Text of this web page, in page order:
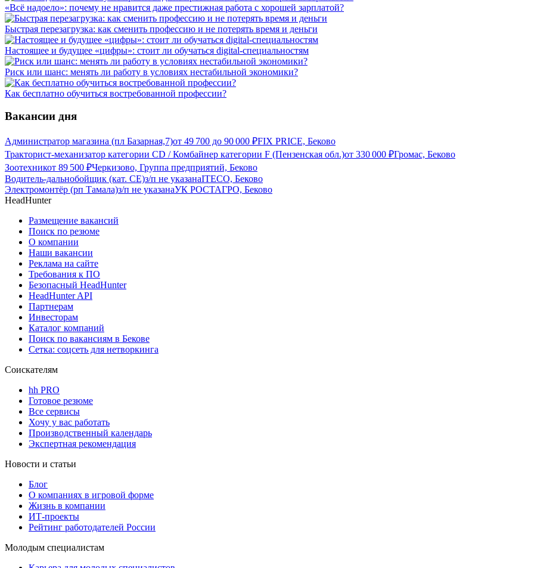
«Всё надоело»: почему не нравится даже престижная работа с хорошей зарплатой?
Быстрая перезагрузка: как сменить профессию и не потерять время и деньги
Настоящее и будущее «цифры»: стоит ли обучаться digital-специальностям
Риск или шанс: менять ли работу в условиях нестабильной экономики?
Как бесплатно обучиться востребованной профессии?
Вакансии дня
Администратор магазина (пл Базарная,7)от 49 700 до 90 000 ₽FIX PRICE, Беково
Тракторист-механизатор категории CD / Комбайнер категории F (Пензенская обл.)от 330 000 ₽Громас, Беково
Зоотехникот 89 500 ₽Черкизово, Группа предприятий, Беково
Водитель-дальнобойщик (кат. CE)з/п не указанаITECO, Беково
Электромонтёр (рп Тамала)з/п не указанаУК РОСТАГРО, Беково
HeadHunter
Размещение вакансий
Поиск по резюме
О компании
Наши вакансии
Реклама на сайте
Требования к ПО
Безопасный HeadHunter
HeadHunter API
Партнерам
Инвесторам
Каталог компаний
Поиск по вакансиям в Бекове
Сетка: соцсеть для нетворкинга
Соискателям
hh PRO
Готовое резюме
Все сервисы
Хочу у вас работать
Производственный календарь
Экспертная рекомендация
Новости и статьи
Блог
О компаниях в игровой форме
Жизнь в компании
ИТ-проекты
Рейтинг работодателей России
Молодым специалистам